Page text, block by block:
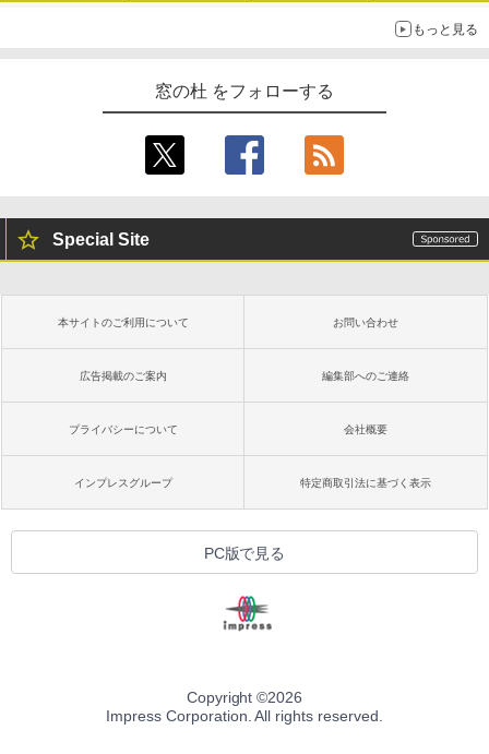
もっと見る
窓の杜 をフォローする
Special Site
本サイトのご利用について お問い合わせ
広告掲載のご案内 編集部へのご連絡
プライバシーについて 会社概要
インプレスグループ 特定商取引法に基づく表示
PC版で見る
Copyright ©2026
Impress Corporation. All rights reserved.